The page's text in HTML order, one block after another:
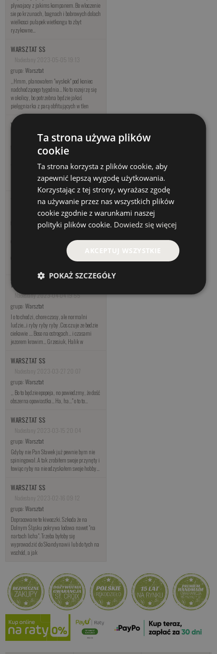
plywajacy z jakims kompanem. Bo wloczenie
sie po krzunach, bagnach i bobrowych dolach
wielkosci pulapek wietkongu to zbyt
ryzykowne...
WARSZTAT SS
Nadesłany 2023-05-05 19:13
grupa:Warsztat
,,Hmm, planowałem "wyskok" pod koniec
nadchodzącego tygodnia... No to rozejrzę się
w okolicy, bo potrzebna będzie jakaś
pielęgniarka z parą obfitujących w tlen
WARSZTAT SS
Nadesłany 2023-05-02 08:01
,,Aż wstydzę się odzywać… Setki tysięcy
wędkarzy oblega brzegi rzek i jezior, a ja tu
klikam, głaszczę koty i tylko wspomnienia
mi zostały… Czasem wydaje mi się, że
WARSZTAT SS
Nadesłany 2023-04-11 08:44
Warsztat
organiczna nawet z tak odurzajaca wonia
moze dzialac inaczej niz odstraszajaco....
chociaz dostylat tez nie zawsze tulipanami
WARSZTAT SS
Nadesłany 2023-04-04 19:55
grupa:Warsztat
I o to chodzi, chore czasy, ale normalni
ludzie...i ryby ryby ryby .Cos czuje ze bedzie
ciekawie .... Boso na ostrogach... i czasami
jezorem krowim... Grzesiuk, Halik w
WARSZTAT SS
Nadesłany 2023-03-27 20:07
grupa:Warsztat
,, Bo to będzie epopeja, no powiedzmy, że dość
obszerna opowiastka… Ha, ha…" o to to...
WARSZTAT SS
Nadesłany 2023-03-15 20:04
grupa:Warsztat
Gdyby nie Pan Sławek już pewnie bym nie
spiningowal. A tak zrobiłem swoje przynęty i
łowiąc ryby na nie odzyskałem swoje hobby...
WARSZTAT SS
Nadesłany 2023-02-16 09:12
grupa:Warsztat
Dopracowane te kiwoczki. Szkoda że na
Dolnym Śląsku pokrywa lodowa nawet "na
nartach licha". Trzeba byłoby się
wyprowadzić do Skandynawii lub do tych na
wschód, a jak
Ta strona używa plików
cookie
Ta strona korzysta z plików cookie, aby
zapewnić lepszą wygodę użytkowania.
Korzystając z tej strony, wyrażasz zgodę
na używanie przez nas wszystkich plików
cookie zgodnie z warunkami naszej
polityki plików cookie. Dowiedz się więcej
AKCEPTUJ WSZYSTKIE
POKAŻ SZCZEGÓŁY